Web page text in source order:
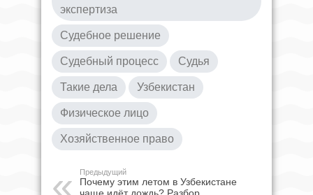
экспертиза
Судебное решение
Судебный процесс Судья
Такие дела Узбекистан
Физическое лицо
Хозяйственное право
Предыдущий
Почему этим летом в Узбекистане